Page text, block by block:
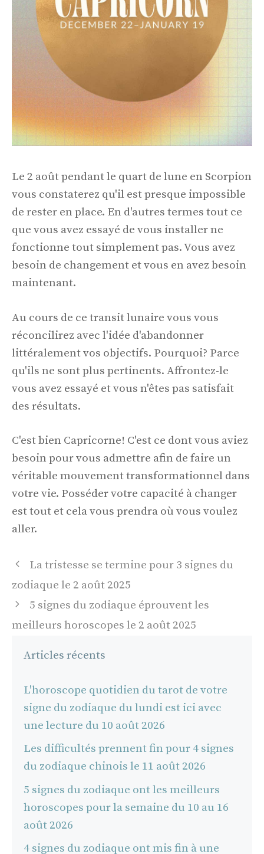
Le 2 août pendant le quart de lune en Scorpion
vous constaterez qu'il est presque impossible
de rester en place. En d'autres termes tout ce
que vous avez essayé de vous installer ne
fonctionne tout simplement pas. Vous avez
besoin de changement et vous en avez besoin
maintenant.
Au cours de ce transit lunaire vous vous
réconcilirez avec l'idée d'abandonner
littéralement vos objectifs. Pourquoi? Parce
qu'ils ne sont plus pertinents. Affrontez-le
vous avez essayé et vous n'êtes pas satisfait
des résultats.
C'est bien Capricorne! C'est ce dont vous aviez
besoin pour vous admettre afin de faire un
véritable mouvement transformationnel dans
votre vie. Posséder votre capacité à changer
est tout et cela vous prendra où vous voulez
aller.
Navigation
des
La tristesse se termine pour 3 signes du
zodiaque le 2 août 2025
5 signes du zodiaque éprouvent les
meilleurs horoscopes le 2 août 2025
Articles récents
L'horoscope quotidien du tarot de votre
signe du zodiaque du lundi est ici avec
une lecture du 10 août 2026
Les difficultés prennent fin pour 4 signes
du zodiaque chinois le 11 août 2026
5 signes du zodiaque ont les meilleurs
horoscopes pour la semaine du 10 au 16
août 2026
4 signes du zodiaque ont mis fin à une